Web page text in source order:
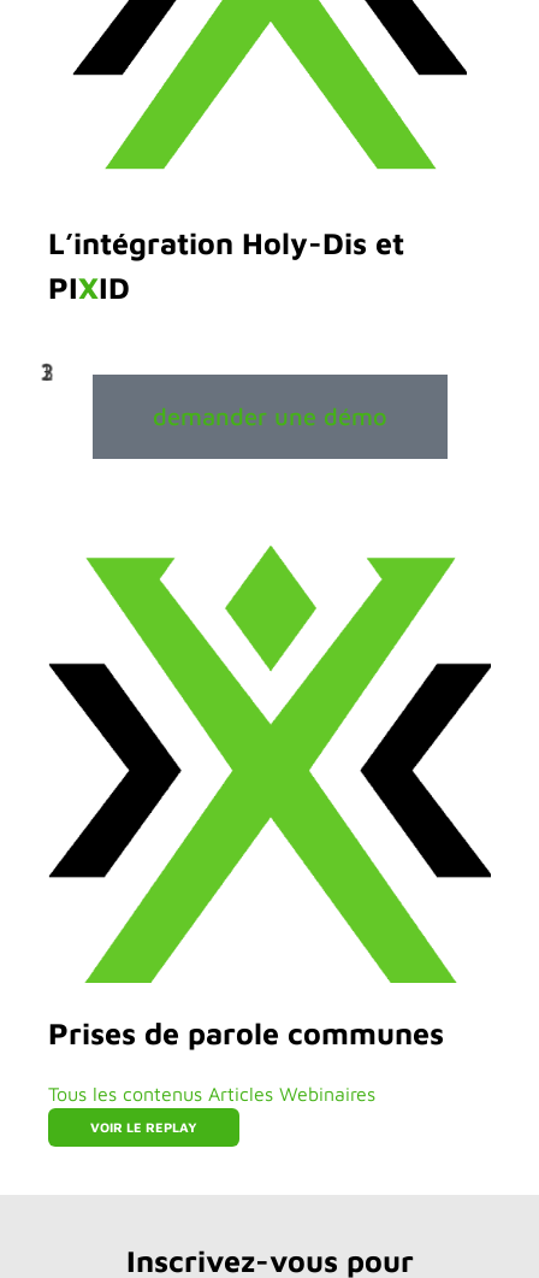
L’intégration Holy-Dis et
PIXID
1
2
3
demander une démo
Prises de parole communes
Tous les contenus Articles Webinaires
VOIR LE REPLAY
Inscrivez-vous pour